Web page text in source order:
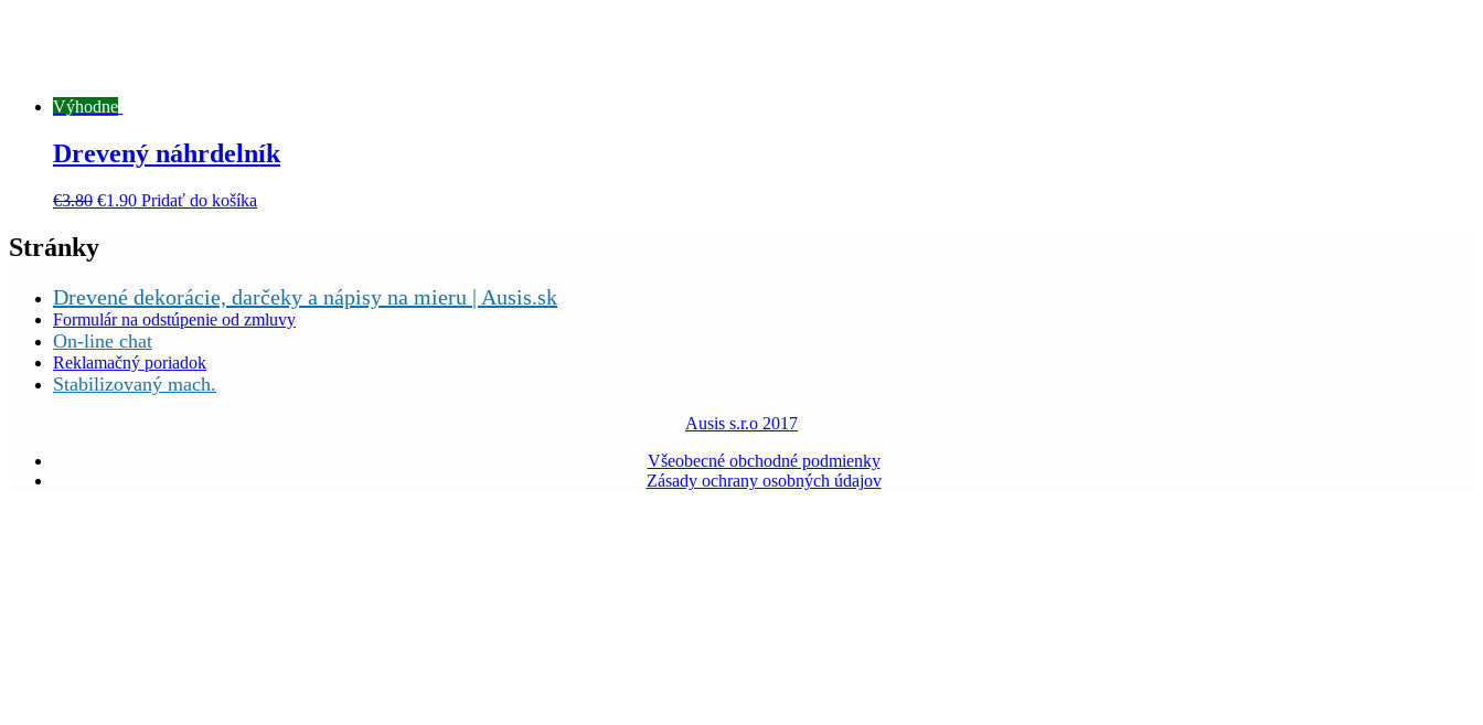
Výhodne
Drevený náhrdelník
€3.80 €1.90 Pridať do košíka
Stránky
Drevené dekorácie, darčeky a nápisy na mieru | Ausis.sk
Formulár na odstúpenie od zmluvy
On-line chat
Reklamačný poriadok
Stabilizovaný mach.
Ausis s.r.o 2017
Všeobecné obchodné podmienky
Zásady ochrany osobných údajov